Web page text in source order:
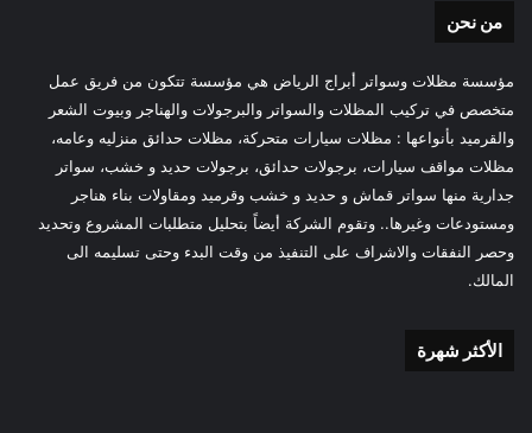
من نحن
مؤسسة مظلات وسواتر أبراج الرياض هي مؤسسة تتكون من فريق عمل
متخصص في تركيب المظلات والسواتر والبرجولات والهناجر وبيوت الشعر
والقرميد بأنواعها : مظلات سيارات متحركة، مظلات حدائق منزليه وعامه،
مظلات مواقف سيارات، برجولات حدائق، برجولات حديد و خشب، سواتر
جدارية منها سواتر قماش و حديد و خشب وقرميد ومقاولات بناء هناجر
ومستودعات وغيرها.. وتقوم الشركة أيضاً بتحليل متطلبات المشروع وتحديد
وحصر النفقات والاشراف على التنفيذ من وقت البدء وحتى تسليمه الى
المالك.
الأكثر شهرة